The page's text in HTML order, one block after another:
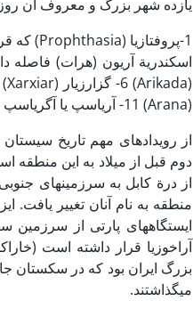
یازده شهر بزرگ و معروف آن
(Arana) 11- آریاسپ یا آگریاسپ (Ariasps/Agriaspa) (سیستانی، 1344: 694-695).
از رویدادهای مهم تاریخ
از درة کابل به سرزمین­های
منطقه به نام آنان تغییر
ایستگاه­های پارتی از سرزمین
بزرگ ایران بود که در سکستان
می­گذاشتند.